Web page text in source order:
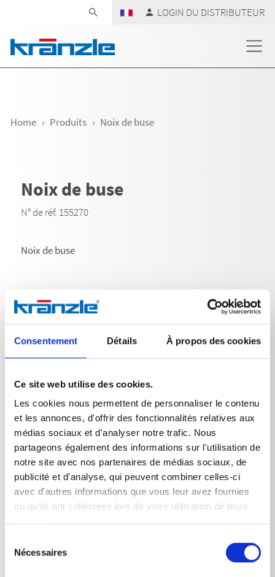
Consentement Détails À propos des cookies
Ce site web utilise des cookies.
Les cookies nous permettent de personnaliser le contenu
et les annonces, d'offrir des fonctionnalités relatives aux
médias sociaux et d'analyser notre trafic. Nous
partageons également des informations sur l'utilisation de
notre site avec nos partenaires de médias sociaux, de
publicité et d'analyse, qui peuvent combiner celles-ci
avec d'autres informations que vous leur avez fournies
ou qu'ils ont collectées lors de votre utilisation de leurs
Nécessaires
LOGIN DU DISTRIBUTEUR
Home Produits Noix de buse
Noix de buse
N° de réf. 155270
Noix de buse
Données techniques
DONNÉES TECHNIQUES
Poids
Noix de buse
0,06kg